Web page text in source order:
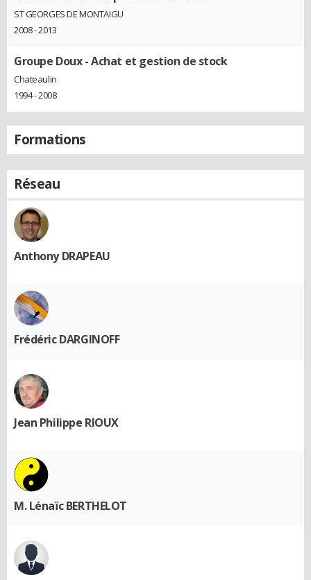
ST GEORGES DE MONTAIGU
2008 - 2013
Groupe Doux- Achat et gestion de stock
Chateaulin
1994 - 2008
Formations
Réseau
Anthony DRAPEAU
Frédéric DARGINOFF
Jean Philippe RIOUX
M. Lénaïc BERTHELOT